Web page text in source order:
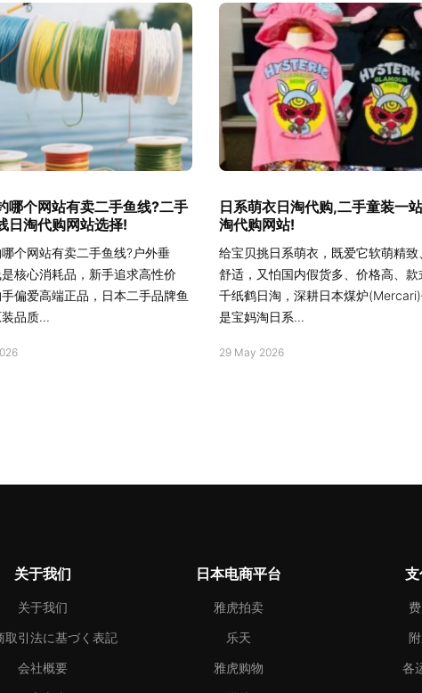
哪个网站有卖二手鱼线?二手
日淘代购网站选择!
哪个网站有卖二手鱼线?户外垂
核心消耗品，新手追求高性价
偏爱高端正品，日本二手品牌鱼
品质...
日系萌衣日淘代购,二手童装一
淘代购网站!
给宝贝挑日系萌衣，既爱它软萌精致
舒适，又怕国内假货多、价格高、款
千纸鹤日淘，深耕日本煤炉(Mercari)
是宝妈淘日系...
29 May 2026
关于我们
关于我们
取引法に基づく表記
会社概要
日本电商平台
雅虎拍卖
乐天
雅虎购物
各